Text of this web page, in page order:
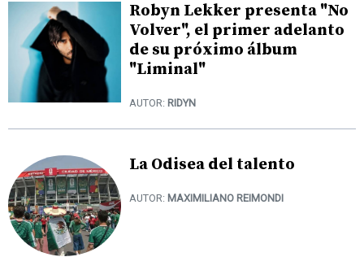
Robyn Lekker presenta "No
Volver", el primer adelanto
de su próximo álbum
"Liminal"
AUTOR: RIDYN
La Odisea del talento
AUTOR: MAXIMILIANO REIMONDI